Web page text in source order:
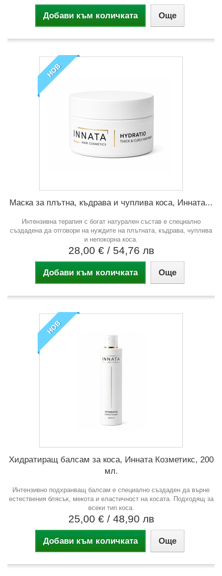
Добави към количката Още
НОВ
Маска за плътна, къдрава и чуплива коса, Инната...
Интензивна терапия с богат натурален състав е специално
създадена да отговори на нуждите на плътната, къдрава, чуплива
и непокорна коса.
28,00 € / 54,76 лв
Добави към количката Още
НОВ
Хидратиращ балсам за коса, Инната Козметикс, 200
мл.
Интензивно подхранващ балсам е специално създаден да върне
естествения блясък, мекота и еластичност на косата. Подходящ за
всеки тип коса.
25,00 € / 48,90 лв
Добави към количката Още